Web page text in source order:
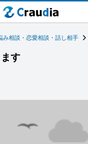
み相談・恋愛相談・話し相手
す